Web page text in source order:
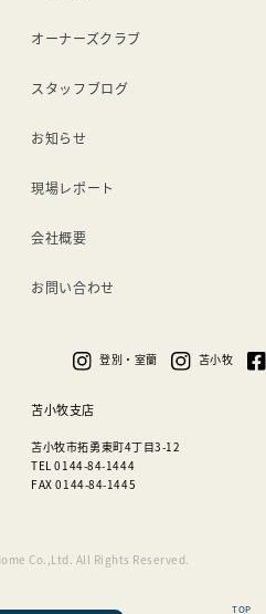
TOP
オーナーズクラブ
スタッフブログ
お知らせ
現場レポート
会社概要
お問い合わせ
苫小牧支店
苫小牧市拓勇東町4丁目3-12
TEL 0144-84-1444
FAX 0144-84-1445
登別・室蘭 苫小牧
Co.,Ltd. All Rights Reserved.